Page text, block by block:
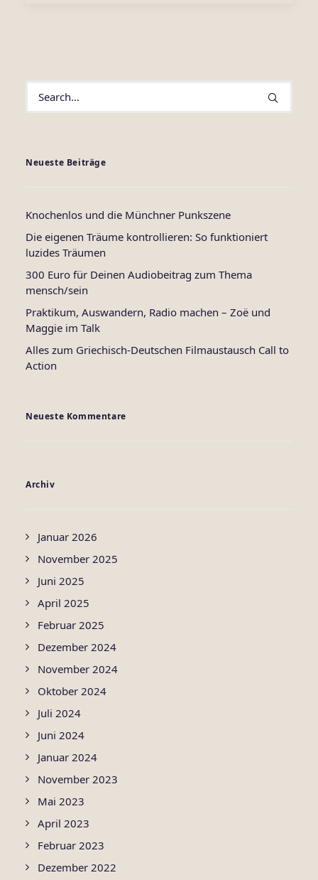
Neueste Beiträge
Knochenlos und die Münchner Punkszene
Die eigenen Träume kontrollieren: So funktioniert
luzides Träumen
300 Euro für Deinen Audiobeitrag zum Thema
mensch/sein
Praktikum, Auswandern, Radio machen – Zoë und
Maggie im Talk
Alles zum Griechisch-Deutschen Filmaustausch Call to
Action
Neueste Kommentare
Archiv
Januar 2026
November 2025
Juni 2025
April 2025
Februar 2025
Dezember 2024
November 2024
Oktober 2024
Juli 2024
Juni 2024
Januar 2024
November 2023
Mai 2023
April 2023
Februar 2023
Dezember 2022